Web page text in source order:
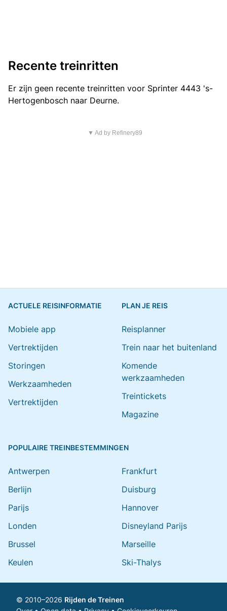
Recente treinritten
Er zijn geen recente treinritten voor Sprinter 4443 's-
Hertogenbosch naar Deurne.
▼ Ad by Refinery89
ACTUELE REISINFORMATIE
Mobiele app
Vertrektijden
Storingen
Werkzaamheden
Vertrektijden
PLAN JE REIS
Reisplanner
Trein naar het buitenland
Komende
werkzaamheden
Treintickets
Magazine
POPULAIRE TREINBESTEMMINGEN
Antwerpen
Berlijn
Parijs
Londen
Brussel
Keulen
Frankfurt
Duisburg
Hannover
Disneyland Parijs
Marseille
Ski-Thalys
© 2010–2026 Rijden de Treinen